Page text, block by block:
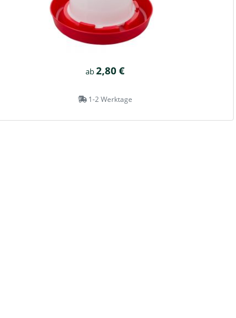
ab2,80 €
1-2 Werktage